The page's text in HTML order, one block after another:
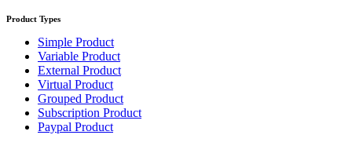
Product Types
Simple Product
Variable Product
External Product
Virtual Product
Grouped Product
Subscription Product
Paypal Product